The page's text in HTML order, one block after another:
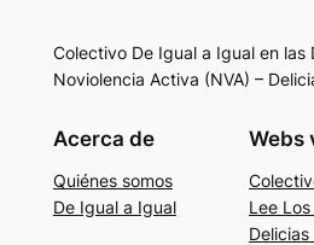
Colectivo De Igual a Igual en las
Noviolencia Activa (NVA) –
Acerca de
Quiénes somos
De Igual a Igual
Webs
Lee